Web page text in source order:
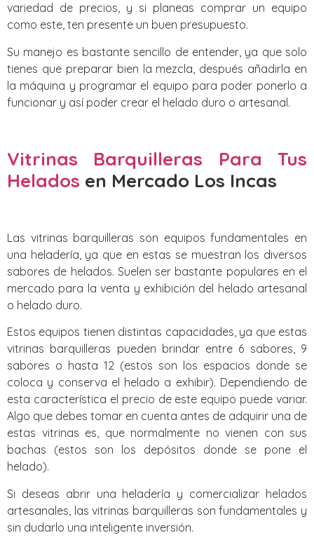
variedad de precios, y si planeas comprar un equipo
como este, ten presente un buen presupuesto.
Su manejo es bastante sencillo de entender, ya que solo
tienes que preparar bien la mezcla, después añadirla en
la máquina y programar el equipo para poder ponerlo a
funcionar y así poder crear el helado duro o artesanal.
Vitrinas Barquilleras Para Tus
Helados en Mercado Los Incas
Las vitrinas barquilleras son equipos fundamentales en
una heladería, ya que en estas se muestran los diversos
sabores de helados. Suelen ser bastante populares en el
mercado para la venta y exhibición del helado artesanal
o helado duro.
Estos equipos tienen distintas capacidades, ya que estas
vitrinas barquilleras pueden brindar entre 6 sabores, 9
sabores o hasta 12 (estos son los espacios donde se
coloca y conserva el helado a exhibir). Dependiendo de
esta característica el precio de este equipo puede variar.
Algo que debes tomar en cuenta antes de adquirir una de
estas vitrinas es, que normalmente no vienen con sus
bachas (estos son los depósitos donde se pone el
helado).
Si deseas abrir una heladería y comercializar helados
artesanales, las vitrinas barquilleras son fundamentales y
sin dudarlo una inteligente inversión.